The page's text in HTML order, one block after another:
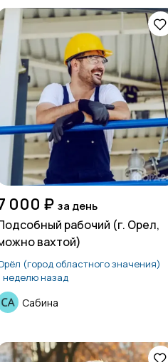
000 ₽ за день
рабочий (г. Орел,
вахтой)
(город областного значения)
неделю назад
Сабина